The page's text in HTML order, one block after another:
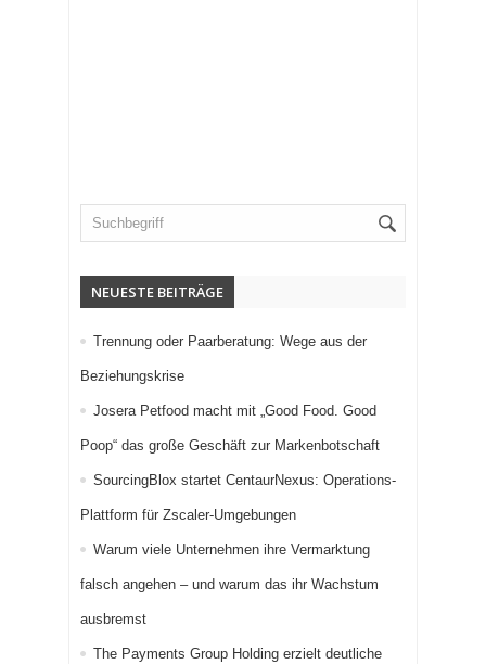
NEUESTE BEITRÄGE
Trennung oder Paarberatung: Wege aus der
Beziehungskrise
Josera Petfood macht mit „Good Food. Good
Poop“ das große Geschäft zur Markenbotschaft
SourcingBlox startet CentaurNexus: Operations-
Plattform für Zscaler-Umgebungen
Warum viele Unternehmen ihre Vermarktung
falsch angehen – und warum das ihr Wachstum
ausbremst
The Payments Group Holding erzielt deutliche